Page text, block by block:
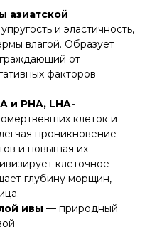
азиатской
и эластичность,
влагой. Образует
от
факторов
и PHA, LHA-
клеток и
проникновение
и повышая их
клеточное
глубину морщин,
ивы — природный